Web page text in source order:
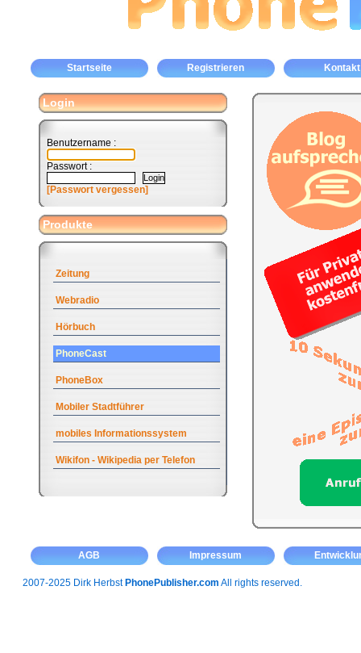
Startseite Registrieren Kontakt
Login
Benutzername :
Passwort :
[Passwort vergessen]
Produkte
Zeitung
Webradio
Hörbuch
PhoneCast
PhoneBox
Mobiler Stadtführer
mobiles Informationssystem
Wikifon - Wikipedia per Telefon
AGB Impressum
2007-2025 Dirk Herbst PhonePublisher.com All rights reserved.